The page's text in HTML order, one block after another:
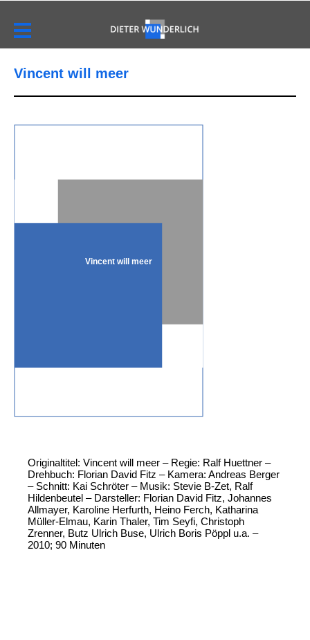
Vincent will meer
Vincent will meer
Originaltitel: Vincent will meer – Regie: Ralf Huettner –
Drehbuch: Florian David Fitz – Kamera: Andreas Berger
– Schnitt: Kai Schröter – Musik: Stevie B-Zet, Ralf
Hildenbeutel – Darsteller: Florian David Fitz, Johannes
Allmayer, Karoline Herfurth, Heino Ferch, Katharina
Müller-Elmau, Karin Thaler, Tim Seyfi, Christoph
Zrenner, Butz Ulrich Buse, Ulrich Boris Pöppl u.a. –
2010; 90 Minuten